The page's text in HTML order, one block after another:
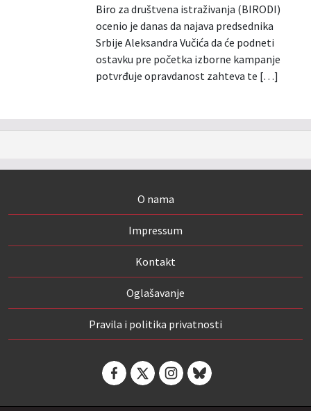
Biro za društvena istraživanja (BIRODI)
ocenio je danas da najava predsednika
Srbije Aleksandra Vučića da će podneti
ostavku pre početka izborne kampanje
potvrđuje opravdanost zahteva te […]
O nama
Impressum
Kontakt
Oglašavanje
Pravila i politika privatnosti